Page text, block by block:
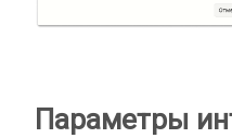
Параметры